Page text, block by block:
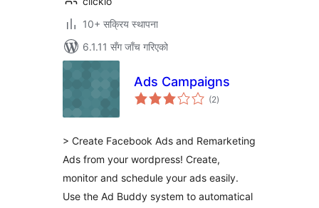
10+ सक्रिय स्थापना
6.1.11 सँग जाँच गरिएको
Ads Campaigns
(2कुल
रेटिङ्गहरू
)
> Create Facebook Ads and Remarketing
Ads from your wordpress! Create,
monitor and schedule your ads easily.
Use the Ad Buddy system to automatical